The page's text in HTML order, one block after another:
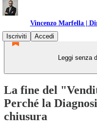
Vincenzo Marfella |
Iscriviti
Accedi
Leggi senza
La fine del
Perché la
chiusura